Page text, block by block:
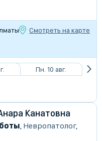
Смотреть на карте
Пн. 10 авг.
Канатовна
, Невропатолог,